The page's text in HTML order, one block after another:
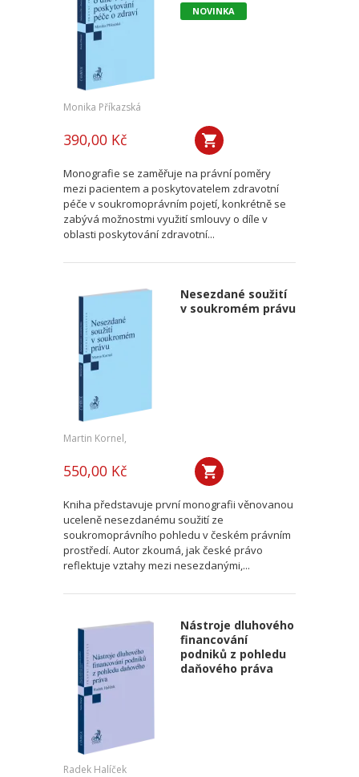
NOVINKA
Monika Příkazská
390,00 Kč
Monografie se zaměřuje na právní poměry
mezi pacientem a poskytovatelem zdravotní
péče v soukromoprávním pojetí, konkrétně se
zabývá možnostmi využití smlouvy o díle v
oblasti poskytování zdravotní...
Nesezdané soužití
v soukromém právu
Martin Kornel,
550,00 Kč
Kniha představuje první monografii věnovanou
uceleně nesezdanému soužití ze
soukromoprávního pohledu v českém právním
prostředí. Autor zkoumá, jak české právo
reflektuje vztahy mezi nesezdanými,...
Nástroje dluhového
financování
podniků z pohledu
daňového práva
Radek Halíček